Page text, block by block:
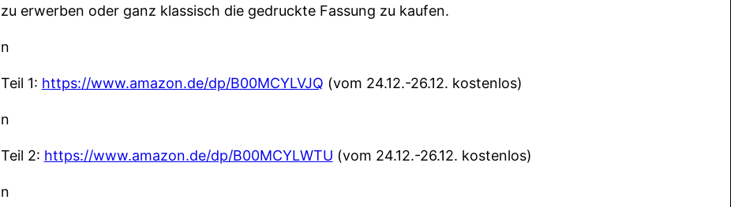
zu erwerben oder ganz klassisch die gedruckte Fassung zu kaufen.
n
Teil 1: https://www.amazon.de/dp/B00MCYLVJQ (vom 24.12.-26.12. kostenlos)
n
Teil 2: https://www.amazon.de/dp/B00MCYLWTU (vom 24.12.-26.12. kostenlos)
n